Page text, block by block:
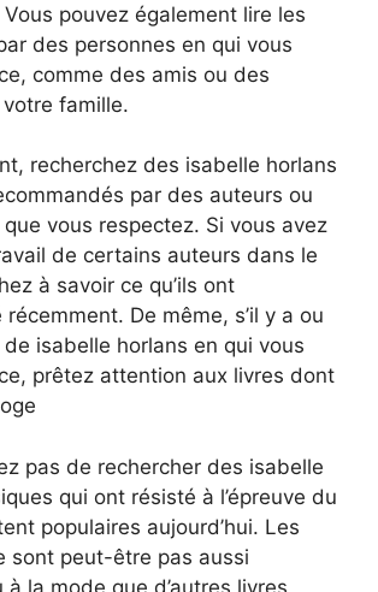
pouvez également lire les
des personnes en qui vous
comme des amis ou des
famille.
recherchez des isabelle horlans
par des auteurs ou
vous respectez. Si vous avez
de certains auteurs dans le
à savoir ce qu’ils ont
De même, s’il y a ou
isabelle horlans en qui vous
prêtez attention aux livres dont
pas de rechercher des isabelle
qui ont résisté à l’épreuve du
populaires aujourd’hui. Les
sont peut-être pas aussi
la mode que d’autres livres,